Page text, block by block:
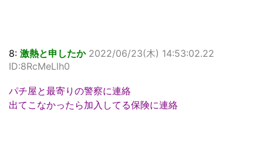
8: 激熱と申したか 2022/06/23(木) 14:53:02.22
ID:8RcMeLlh0
パチ屋と最寄りの警察に連絡
出てこなかったら加入してる保険に連絡